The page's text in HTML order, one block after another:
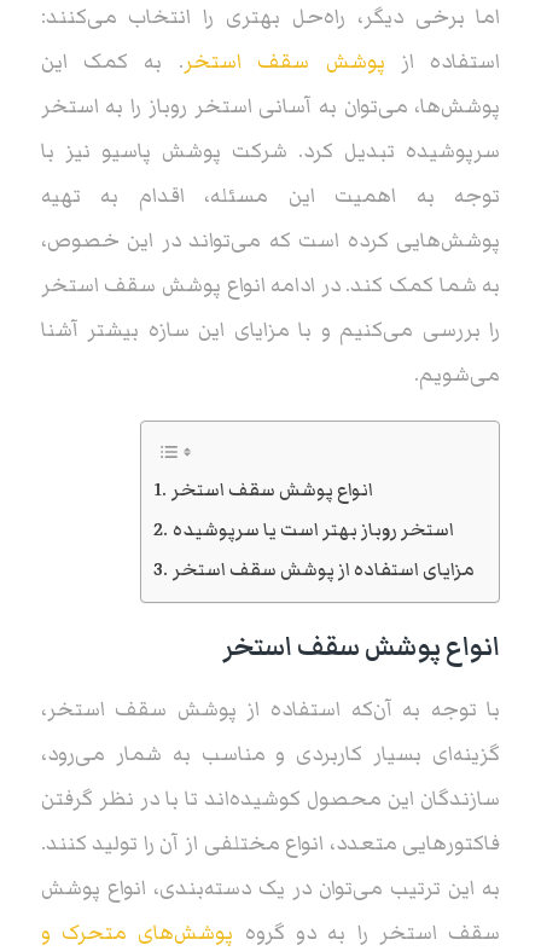
اما برخی دیگر، راه‌حل بهتری را انتخاب می‌کنند:
استفاده از پوشش سقف استخر. به کمک این
پوشش‌ها، می‌توان به آسانی استخر روباز را به استخر
سرپوشیده تبدیل کرد. شرکت پوشش پاسیو نیز با
توجه به اهمیت این مسئله، اقدام به تهیه
پوشش‌هایی کرده است که می‌تواند در این خصوص،
به شما کمک کند. در ادامه انواع پوشش سقف استخر
را بررسی می‌کنیم و با مزایای این سازه بیشتر آشنا
می‌شویم.
انواع پوشش سقف استخر
استخر روباز بهتر است یا سرپوشیده
مزایای استفاده از پوشش سقف استخر
انواع پوشش سقف استخر
با توجه به آن‌که استفاده از پوشش سقف استخر،
گزینه‌ای بسیار کاربردی و مناسب به شمار می‌رود،
سازندگان این محصول کوشیده‌اند تا با در نظر گرفتن
فاکتورهایی متعدد، انواع مختلفی از آن را تولید کنند.
به این ترتیب می‌توان در یک دسته‌بندی، انواع پوشش
سقف استخر را به دو گروه پوشش‌های متحرک و